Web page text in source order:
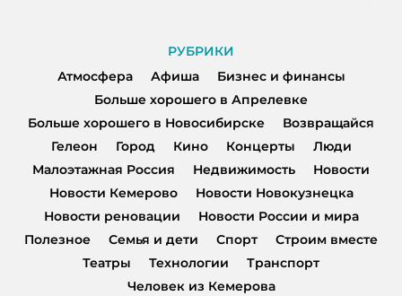
РУБРИКИ
Атмосфера
Афиша
Бизнес и финансы
Больше хорошего в Апрелевке
Больше хорошего в Новосибирске
Возвращайся
Гелеон
Город Кино Концерты
Люди
Малоэтажная Россия
Недвижимость
Новости
Новости Кемерово
Новости Новокузнецка
Новости реновации
Новости России и мира
Полезное
Семья и дети Спорт
Строим вместе
Театры
Технологии
Транспорт
Человек из Кемерова